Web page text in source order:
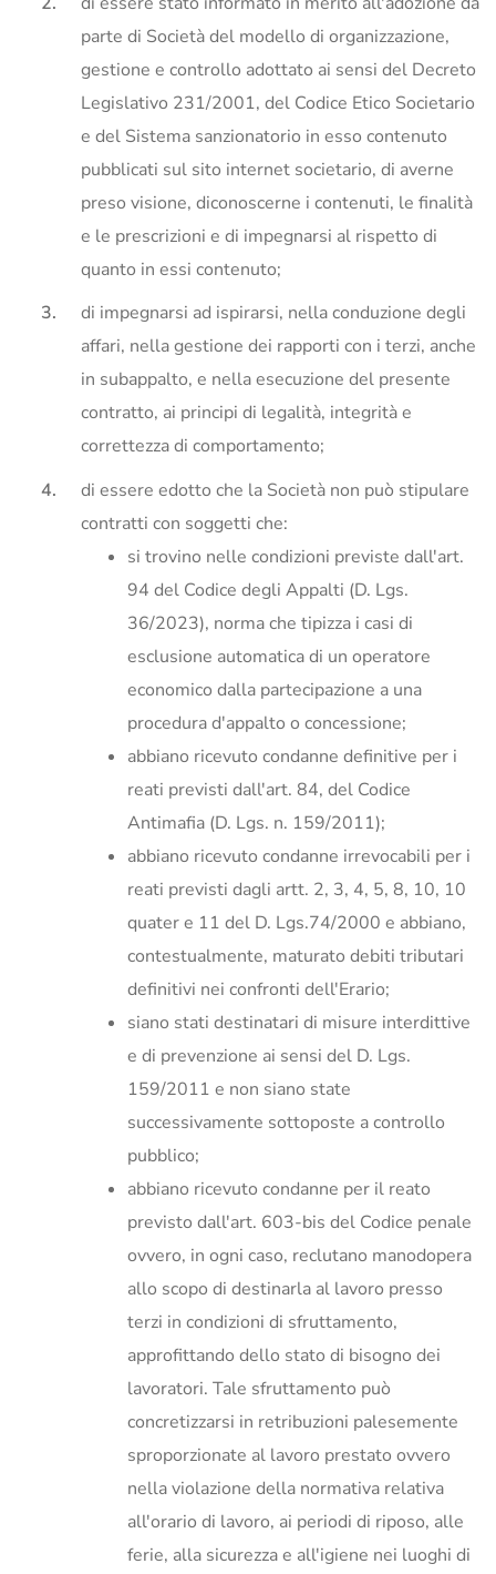
parte di Società del modello di organizzazione,
gestione e controllo adottato ai sensi del Decreto
Legislativo 231/2001, del Codice Etico Societario
e del Sistema sanzionatorio in esso contenuto
pubblicati sul sito internet societario, di averne
preso visione, diconoscerne i contenuti, le finalità
e le prescrizioni e di impegnarsi al rispetto di
quanto in essi contenuto;
di impegnarsi ad ispirarsi, nella conduzione degli
affari, nella gestione dei rapporti con i terzi, anche
in subappalto, e nella esecuzione del presente
contratto, ai principi di legalità, integrità e
correttezza di comportamento;
di essere edotto che la Società non può stipulare
contratti con soggetti che:
si trovino nelle condizioni previste dall'art.
94 del Codice degli Appalti (D. Lgs.
36/2023), norma che tipizza i casi di
esclusione automatica di un operatore
economico dalla partecipazione a una
procedura d'appalto o concessione;
abbiano ricevuto condanne definitive per i
reati previsti dall'art. 84, del Codice
Antimafia (D. Lgs. n. 159/2011);
abbiano ricevuto condanne irrevocabili per i
reati previsti dagli artt. 2, 3, 4, 5, 8, 10, 10
quater e 11 del D. Lgs.74/2000 e abbiano,
contestualmente, maturato debiti tributari
definitivi nei confronti dell'Erario;
siano stati destinatari di misure interdittive
e di prevenzione ai sensi del D. Lgs.
159/2011 e non siano state
successivamente sottoposte a controllo
pubblico;
abbiano ricevuto condanne per il reato
previsto dall'art. 603-bis del Codice penale
ovvero, in ogni caso, reclutano manodopera
allo scopo di destinarla al lavoro presso
terzi in condizioni di sfruttamento,
approfittando dello stato di bisogno dei
lavoratori. Tale sfruttamento può
concretizzarsi in retribuzioni palesemente
sproporzionate al lavoro prestato ovvero
nella violazione della normativa relativa
all'orario di lavoro, ai periodi di riposo, alle
ferie, alla sicurezza e all'igiene nei luoghi di